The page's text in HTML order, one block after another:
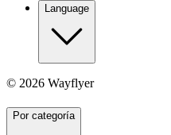
Language
© 2026 Wayflyer
Por categoría